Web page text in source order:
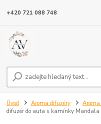
+420 721 088 748
Úvod Aroma difuzéry
difuzér do auta s kamínky Mandala